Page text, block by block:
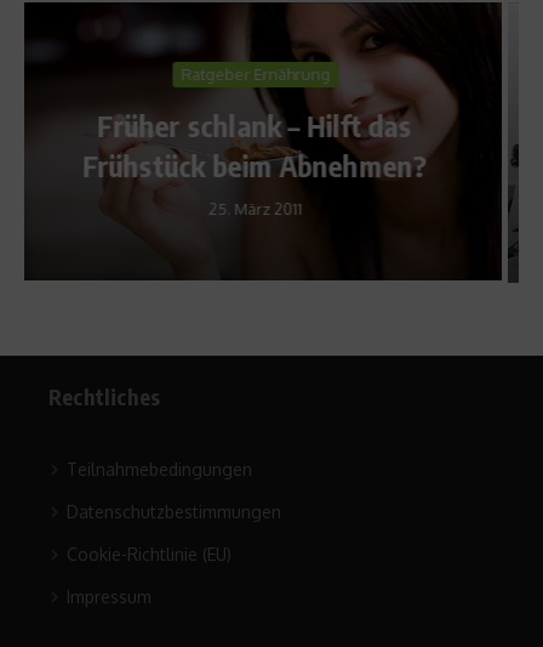
Fit und schlank
Bauch-Beine-Po – Für überall
und To-Go
10. Mai 2017
Rechtliches
Teilnahmebedingungen
Datenschutzbestimmungen
Cookie-Richtlinie (EU)
Impressum